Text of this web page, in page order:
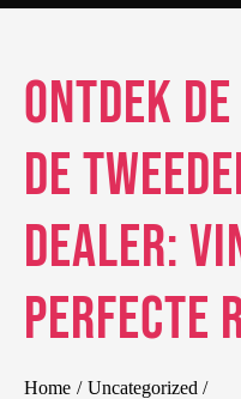
Ontdek
de
Dealer:
Perfecte
Home
Uncategorized